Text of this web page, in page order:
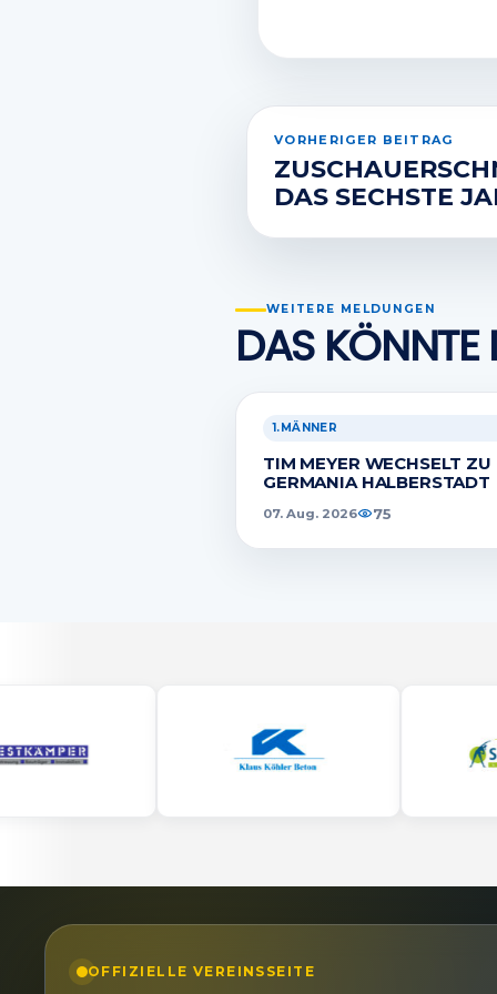
VORHERIGER BEITRAG
DAS SECHSTE
WEITERE MELDUNGEN
DAS KÖNNTE
1.MÄNNER
TIM MEYER WECHSELT ZU
GERMANIA HALBERSTADT
07. Aug. 2026 75
OFFIZIELLE VEREINSSEITE